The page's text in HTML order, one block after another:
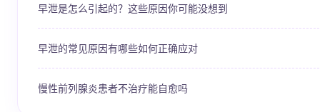
早泄是怎么引起的？这些原因你可能没想到
早泄的常见原因有哪些如何正确应对
慢性前列腺炎患者不治疗能自愈吗